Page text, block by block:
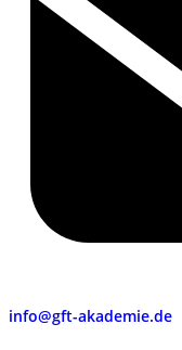
info@gft-akademie.de